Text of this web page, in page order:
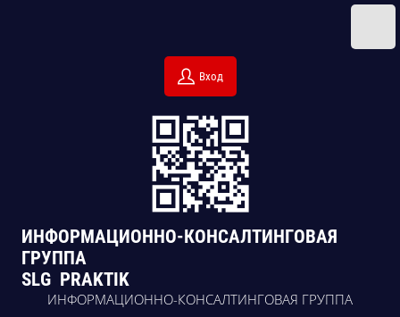
Вход
ИНФОРМАЦИОННО-КОНСАЛТИНГОВАЯ ГРУППА
ИНФОРМАЦИОННО-КОНСАЛТИНГОВАЯ
ГРУППА
SLG PRAKTIK